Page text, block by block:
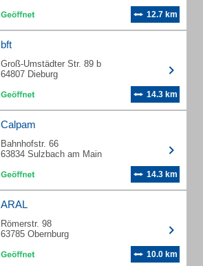
12.7 km
bft
Groß-Umstädter Str. 89 b
64807 Dieburg
14.3 km
Calpam
Bahnhofstr. 66
63834 Sulzbach am Main
14.3 km
ARAL
Römerstr. 98
63785 Obernburg
10.0 km